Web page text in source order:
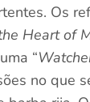
Os
Heart of
“
no que